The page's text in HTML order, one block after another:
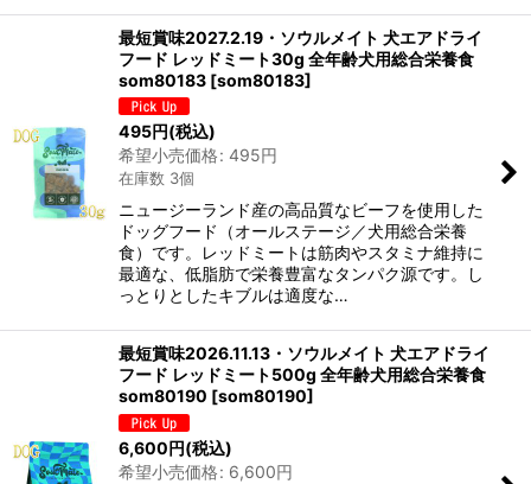
最短賞味2027.2.19・ソウルメイト 犬エアドライ
フード レッドミート30g 全年齢犬用総合栄養食
som80183 [som80183]
495円(税込)
希望小売価格: 495円
在庫数 3個
ニュージーランド産の高品質なビーフを使用した
ドッグフード（オールステージ／犬用総合栄養
食）です。レッドミートは筋肉やスタミナ維持に
最適な、低脂肪で栄養豊富なタンパク源です。し
っとりとしたキブルは適度な…
最短賞味2026.11.13・ソウルメイト 犬エアドライ
フード レッドミート500g 全年齢犬用総合栄養食
som80190 [som80190]
6,600円(税込)
希望小売価格: 6,600円